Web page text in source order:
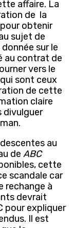
affaire. La
de la
obtenir
sujet de
sur le
au contrat de
vers le
sont ceux
de cette
claire
divulguer
au
de ABC
cette
scandale car
rechange à
devrait
pour expliquer
Il est